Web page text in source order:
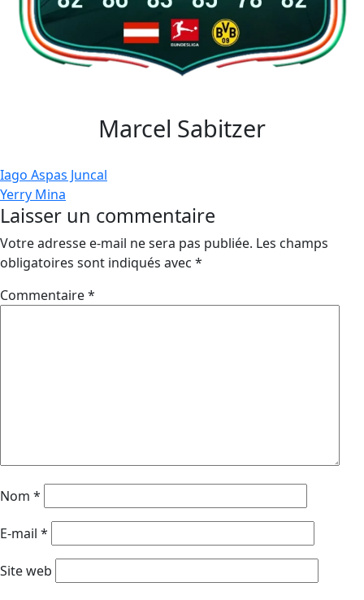
Marcel Sabitzer
Navigation
de
l’article
Iago Aspas Juncal
Yerry Mina
Laisser un commentaire
Votre adresse e-mail ne sera pas publiée. Les champs
obligatoires sont indiqués avec *
Commentaire*
Nom *
E-mail *
Site web